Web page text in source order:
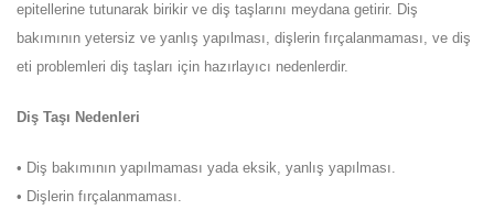
epitellerine tutunarak birikir ve diş taşlarını meydana getirir. Diş
bakımının yetersiz ve yanlış yapılması, dişlerin fırçalanmaması, ve diş
eti problemleri diş taşları için hazırlayıcı nedenlerdir.
Diş Taşı Nedenleri
• Diş bakımının yapılmaması yada eksik, yanlış yapılması.
• Dişlerin fırçalanmaması.